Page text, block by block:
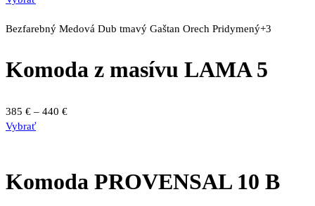
through
má
Možnosti
vybrať
na
Bezfarebný Medová Dub tmavý Gaštan Orech Pridymený+3
Komoda z masívu LAMA 5
385 € – 440 €Price
VybraťTento
variantov.
Komoda PROVENSAL 10 B